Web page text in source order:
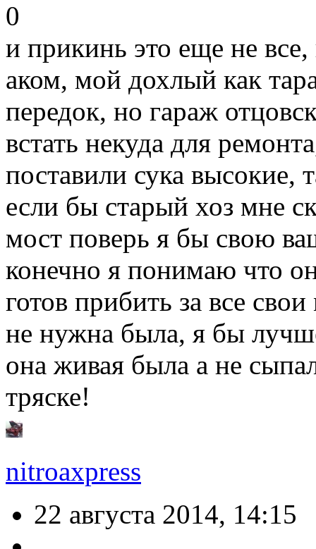
0
и прикинь это еще не
аком, мой дохлый как
передок, но гараж
встать некуда для
поставили сука высокие,
если бы старый хоз мне
мост поверь я бы свою
конечно я понимаю что
готов прибить за все
не нужна была, я бы
она живая была а не
тряске!
nitroaxpress
22 августа 2014, 14:15